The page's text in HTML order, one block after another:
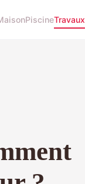
PiscineTravaux